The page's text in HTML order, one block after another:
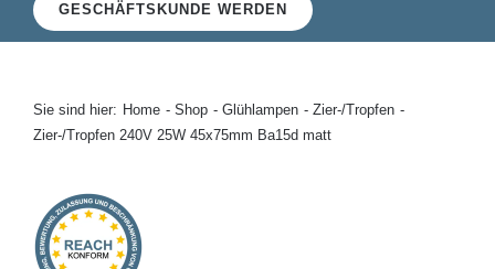
Glühlampen
Kontakt
GESCHÄFTSKUNDE WERDEN
Sie sind hier: Home Shop Glühlampen
Zier-/Tropfen
Zier-/Tropfen 240V 25W 45x75mm Ba15d matt